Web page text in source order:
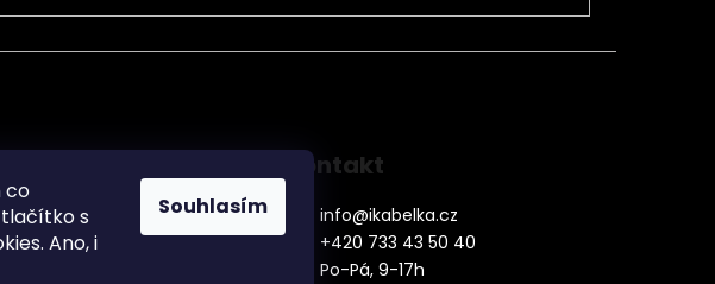
co
s
Ano, i
Souhlasím
a Platba
Kontakt
info@ikabelka.cz
+420 733 43 50 40
Po-Pá, 9-17h